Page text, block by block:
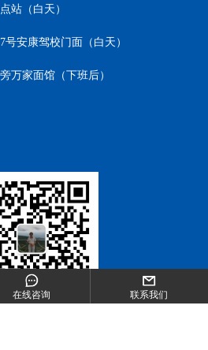
站（白天）
安康驾校门面（白天）
万家面馆（下班后）
在线咨询 联系我们